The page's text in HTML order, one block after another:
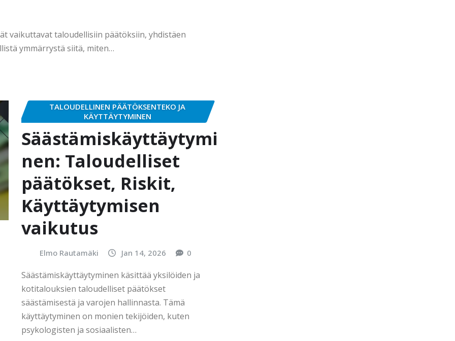
vaikuttavat taloudellisiin päätöksiin, yhdistäen
ymmärrystä siitä, miten…
TALOUDELLINEN PÄÄTÖKSENTEKO JA
KÄYTTÄYTYMINEN
Säästämiskäyttäytymi
nen: Taloudelliset
päätökset, Riskit,
Käyttäytymisen
vaikutus
Elmo Rautamäki Jan 14, 2026 0
Säästämiskäyttäytyminen käsittää yksilöiden ja
kotitalouksien taloudelliset päätökset
säästämisestä ja varojen hallinnasta. Tämä
käyttäytyminen on monien tekijöiden, kuten
psykologisten ja sosiaalisten…